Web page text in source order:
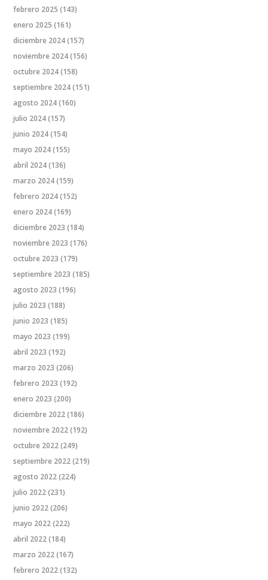
febrero 2025 (143)
enero 2025 (161)
diciembre 2024(157)
noviembre 2024(156)
octubre 2024(158)
septiembre 2024(151)
agosto 2024(160)
julio 2024(157)
junio 2024(154)
mayo 2024(155)
abril 2024(136)
marzo 2024(159)
febrero 2024(152)
enero 2024(169)
diciembre 2023 (184)
noviembre 2023 (176)
octubre 2023 (179)
septiembre 2023 (185)
agosto 2023 (196)
julio 2023 (188)
junio 2023 (185)
mayo 2023 (199)
abril 2023 (192)
marzo 2023 (206)
febrero 2023 (192)
enero 2023 (200)
diciembre 2022(186)
noviembre 2022(192)
octubre 2022(249)
septiembre 2022(219)
agosto 2022(224)
julio 2022(231)
junio 2022(206)
mayo 2022(222)
abril 2022(184)
marzo 2022(167)
febrero 2022(132)